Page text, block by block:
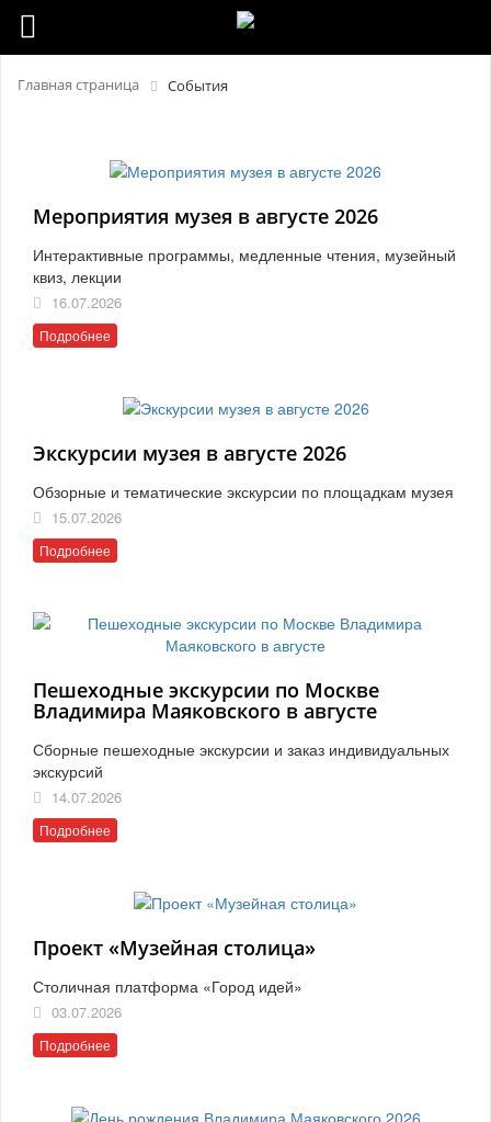
Главная страница События
Мероприятия музея в августе 2026
Интерактивные программы, медленные чтения, музейный
квиз, лекции
16.07.2026
Подробнее
Экскурсии музея в августе 2026
Обзорные и тематические экскурсии по площадкам музея
15.07.2026
Подробнее
Пешеходные экскурсии по Москве
Владимира Маяковского в августе
Сборные пешеходные экскурсии и заказ индивидуальных
экскурсий
14.07.2026
Подробнее
Проект «Музейная столица»
Столичная платформа «Город идей»
03.07.2026
Подробнее